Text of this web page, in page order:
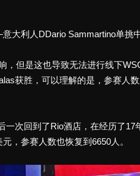
利人DDario Sammartino单挑
，但是这也导致无法进行线下
获胜，可以理解的是，参赛人
次回到了Rio酒店，在经历了
，参赛人数也恢复到6650人。